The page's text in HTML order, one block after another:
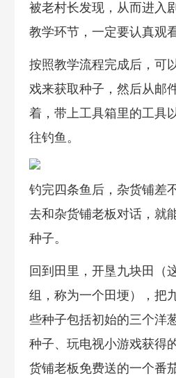
被老村长发现，从而进入
教学环节，一定要认真观看
按照教学流程完成后，可
戏来获取种子，然后从邮
着，带上工具箱里的工具
往钓鱼。
钓完四条鱼后，杂货铺差
去和杂货铺老板对话，就
种子。
回到田里，开垦九块田（
组，称为一个田埂），把
些种子包括初始的三个洋
种子、玩电视小游戏获得
货铺老板免费送的一个番